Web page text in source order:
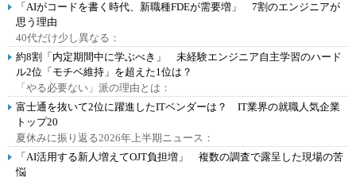
「AIがコードを書く時代、新職種FDEが需要増」 7割のエンジニアが
思う理由
40代だけ少し異なる：
約8割「内定期間中に学ぶべき」 未経験エンジニア自主学習のハード
ル2位「モチベ維持」を超えた1位は？
「やる必要ない」派の理由とは：
富士通を抜いて2位に躍進したITベンダーは？ IT業界の就職人気企業
トップ20
夏休みに振り返る2026年上半期ニュース：
「AI活用する新人増えてOJT負担増」 複数の調査で露呈した現場の苦
悩